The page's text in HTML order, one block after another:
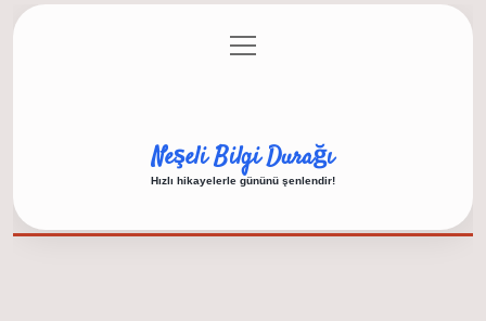
Gizlilik Politikası
menüyü
aç
Neşeli Bilgi Durağı
Hızlı hikayelerle gününü şenlendir!